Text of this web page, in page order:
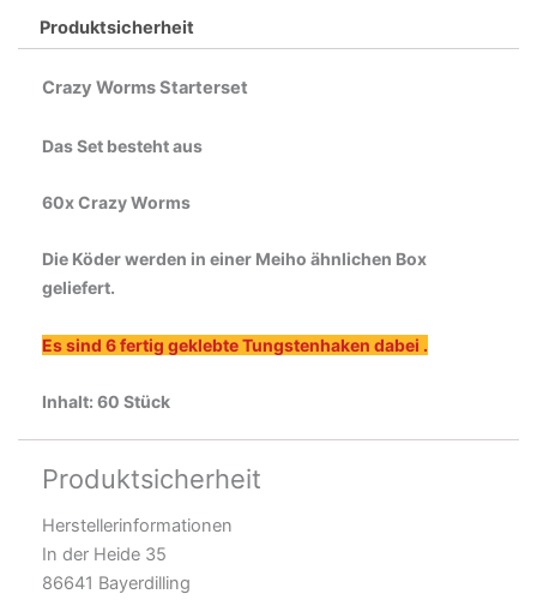
Produktsicherheit
Crazy Worms Starterset
Das Set besteht aus
60x Crazy Worms
Die Köder werden in einer Meiho ähnlichen Box
geliefert.
Es sind 6 fertig geklebte Tungstenhaken dabei .
Inhalt: 60 Stück
Produktsicherheit
Herstellerinformationen
In der Heide 35
86641 Bayerdilling